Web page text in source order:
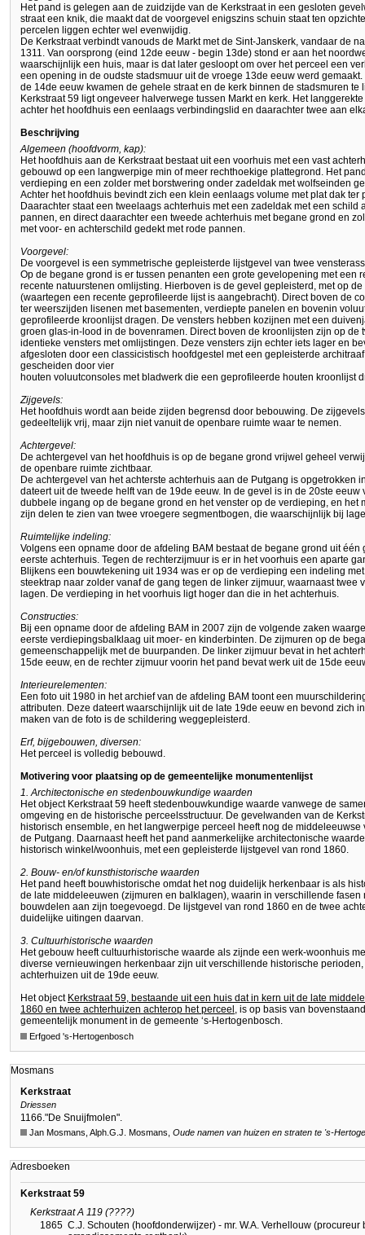
Het pand is gelegen aan de zuidzijde van de Kerkstraat in een gesloten
straat een knik, die maakt dat de voorgevel enigszins schuin staat ten
percelen liggen echter wel evenwijdig.
De Kerkstraat verbindt vanouds de Markt met de Sint-Janskerk, vandaar de
1311. Van oorsprong (eind 12de eeuw - begin 13de) stond er aan het
waarschijnlijk een huis, maar is dat later gesloopt om over het perceel een
een opening in de oudste stadsmuur uit de vroege 13de eeuw werd
de 14de eeuw kwamen de gehele straat en de kerk binnen de stadsmuren te
Kerkstraat 59 ligt ongeveer halverwege tussen Markt en kerk. Het
achter het hoofdhuis een eenlaags verbindingslid en daarachter twee aan
Beschrijving
Algemeen (hoofdvorm, kap):
Het hoofdhuis aan de Kerkstraat bestaat uit een voorhuis met een vast
gebouwd op een langwerpige min of meer rechthoekige plattegrond. Het
verdieping en een zolder met borstwering onder zadeldak met wolfseinden
Achter het hoofdhuis bevindt zich een klein eenlaags volume met plat dak
Daarachter staat een tweelaags achterhuis met een zadeldak met een schild
pannen, en direct daarachter een tweede achterhuis met begane grond en
met voor- en achterschild gedekt met rode pannen.
Voorgevel:
De voorgevel is een symmetrische gepleisterde lijstgevel van twee
Op de begane grond is er tussen penanten een grote gevelopening met een
recente natuurstenen omlijsting. Hierboven is de gevel gepleisterd, met op
(waartegen een recente geprofileerde lijst is aangebracht). Direct boven de
ter weerszijden lisenen met basementen, verdiepte panelen en bovenin
geprofileerde kroonlijst dragen. De vensters hebben kozijnen met een
groen glas-in-lood in de bovenramen. Direct boven de kroonlijsten zijn op de
identieke vensters met omlijstingen. Deze vensters zijn echter iets lager en
afgesloten door een classicistisch hoofdgestel met een gepleisterde
gescheiden door vier
houten voluutconsoles met bladwerk die een geprofileerde houten kroonlijst
Zijgevels:
Het hoofdhuis wordt aan beide zijden begrensd door bebouwing. De
gedeeltelijk vrij, maar zijn niet vanuit de openbare ruimte waar te nemen.
Achtergevel:
De achtergevel van het hoofdhuis is op de begane grond vrijwel geheel
de openbare ruimte zichtbaar.
De achtergevel van het achterste achterhuis aan de Putgang is opgetrokken
dateert uit de tweede helft van de 19de eeuw. In de gevel is in de 20ste
dubbele ingang op de begane grond en het venster op de verdieping, en het
zijn delen te zien van twee vroegere segmentbogen, die waarschijnlijk bij
Ruimtelijke indeling:
Volgens een opname door de afdeling BAM bestaat de begane grond uit
eerste achterhuis. Tegen de rechterzijmuur is er in het voorhuis een aparte
Blijkens een bouwtekening uit 1934 was er op de verdieping een indeling
steektrap naar zolder vanaf de gang tegen de linker zijmuur, waarnaast twee
lagen. De verdieping in het voorhuis ligt hoger dan die in het achterhuis.
Constructies:
Bij een opname door de afdeling BAM in 2007 zijn de volgende zaken
eerste verdiepingsbalklaag uit moer- en kinderbinten. De zijmuren op de
gemeenschappelijk met de buurpanden. De linker zijmuur bevat in het
15de eeuw, en de rechter zijmuur voorin het pand bevat werk uit de 15de
Interieurelementen:
Een foto uit 1980 in het archief van de afdeling BAM toont een
attributen. Deze dateert waarschijnlijk uit de late 19de eeuw en bevond zich
maken van de foto is de schildering weggepleisterd.
Erf, bijgebouwen, diversen:
Het perceel is volledig bebouwd.
Motivering voor plaatsing op de gemeentelijke monumentenlijst
1. Architectonische en stedenbouwkundige waarden
Het object Kerkstraat 59 heeft stedenbouwkundige waarde vanwege de
omgeving en de historische perceelsstructuur. De gevelwanden van de
historisch ensemble, en het langwerpige perceel heeft nog de
de Putgang. Daarnaast heeft het pand aanmerkelijke architectonische
historisch winkel/woonhuis, met een gepleisterde lijstgevel van rond 1860.
2. Bouw- en/of kunsthistorische waarden
Het pand heeft bouwhistorische omdat het nog duidelijk herkenbaar is als
de late middeleeuwen (zijmuren en balklagen), waarin in verschillende
bouwdelen aan zijn toegevoegd. De lijstgevel van rond 1860 en de twee
duidelijke uitingen daarvan.
3. Cultuurhistorische waarden
Het gebouw heeft cultuurhistorische waarde als zijnde een werk-woonhuis
diverse vernieuwingen herkenbaar zijn uit verschillende historische
achterhuizen uit de 19de eeuw.
Het object Kerkstraat 59, bestaande uit een huis dat in kern uit de late
1860 en twee achterhuizen achterop het perceel , is op basis van
gemeentelijk monument in de gemeente ‘s-Hertogenbosch.
Erfgoed 's-Hertogenbosch
Mosmans
Kerkstraat
Driessen
1166."De Snuijfmolen".
Jan Mosmans, Alph.G.J. Mosmans, Oude namen van huizen en straten te 's-
Adresboeken
Kerkstraat 59
Kerkstraat A 119 (????)
1865 C.J. Schouten (hoofdonderwijzer) - mr. W.A. Verhellouw